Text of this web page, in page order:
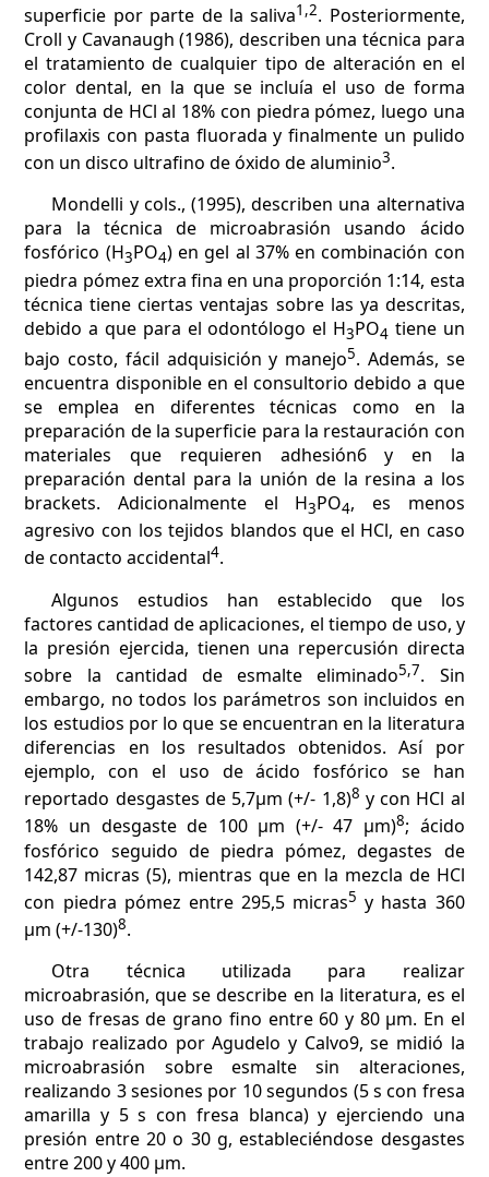
superficie por parte de la saliva1,2. Posteriormente,
Croll y Cavanaugh (1986), describen una técnica para
el tratamiento de cualquier tipo de alteración en el
color dental, en la que se incluía el uso de forma
conjunta de HCl al 18% con piedra pómez, luego una
profilaxis con pasta fluorada y finalmente un pulido
con un disco ultrafino de óxido de aluminio3.
Mondelli y cols., (1995), describen una alternativa
para la técnica de microabrasión usando ácido
fosfórico (H3PO4) en gel al 37% en combinación con
piedra pómez extra fina en una proporción 1:14, esta
técnica tiene ciertas ventajas sobre las ya descritas,
debido a que para el odontólogo el H3PO4 tiene un
bajo costo, fácil adquisición y manejo5. Además, se
encuentra disponible en el consultorio debido a que
se emplea en diferentes técnicas como en la
preparación de la superficie para la restauración con
materiales que requieren adhesión6 y en la
preparación dental para la unión de la resina a los
brackets. Adicionalmente el H3PO4, es menos
agresivo con los tejidos blandos que el HCl, en caso
de contacto accidental4.
Algunos estudios han establecido que los
factores cantidad de aplicaciones, el tiempo de uso, y
la presión ejercida, tienen una repercusión directa
sobre la cantidad de esmalte eliminado5,7. Sin
embargo, no todos los parámetros son incluidos en
los estudios por lo que se encuentran en la literatura
diferencias en los resultados obtenidos. Así por
ejemplo, con el uso de ácido fosfórico se han
reportado desgastes de 5,7µm (+/- 1,8)8 y con HCl al
18% un desgaste de 100 µm (+/- 47 µm)8; ácido
fosfórico seguido de piedra pómez, degastes de
142,87 micras (5), mientras que en la mezcla de HCl
con piedra pómez entre 295,5 micras5 y hasta 360
µm (+/-130)8.
Otra técnica utilizada para realizar
microabrasión, que se describe en la literatura, es el
uso de fresas de grano fino entre 60 y 80 µm. En el
trabajo realizado por Agudelo y Calvo9, se midió la
microabrasión sobre esmalte sin alteraciones,
realizando 3 sesiones por 10 segundos (5 s con fresa
amarilla y 5 s con fresa blanca) y ejerciendo una
presión entre 20 o 30 g, estableciéndose desgastes
entre 200 y 400 µm.